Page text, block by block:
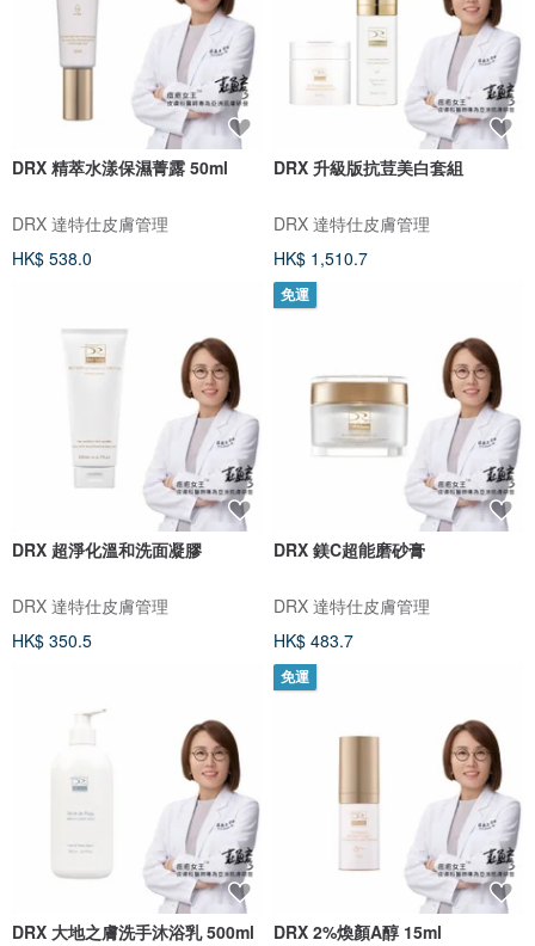
DRX 精萃水漾保濕菁露 50ml
DRX 達特仕皮膚管理
HK$ 538.0
DRX 升級版抗荳美白套組
DRX 達特仕皮膚管理
HK$ 1,510.7
DRX 超淨化溫和洗面凝膠
DRX 達特仕皮膚管理
HK$ 350.5
免運
DRX 鎂C超能磨砂膏
DRX 達特仕皮膚管理
HK$ 483.7
DRX 大地之膚洗手沐浴乳 500ml
免運
DRX 2%煥顏A醇 15ml